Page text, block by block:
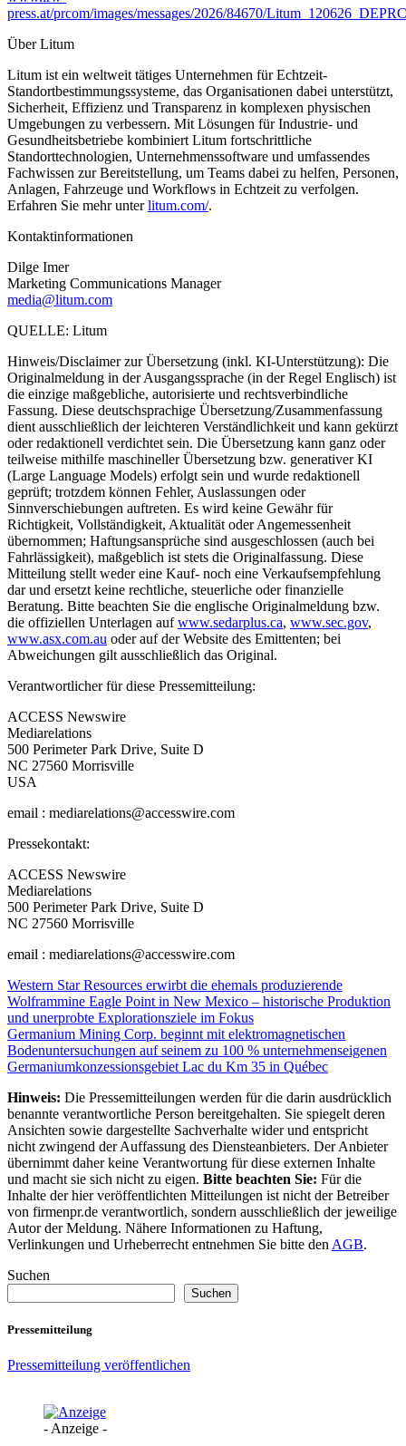
press.at/prcom/images/messages/2026/84670/
Über Litum
Litum ist ein weltweit tätiges Unternehmen für Echtzeit-
Standortbestimmungssysteme, das Organisationen dabei unterstützt,
Sicherheit, Effizienz und Transparenz in komplexen physischen
Umgebungen zu verbessern. Mit Lösungen für Industrie- und
Gesundheitsbetriebe kombiniert Litum fortschrittliche
Standorttechnologien, Unternehmenssoftware und umfassendes
Fachwissen zur Bereitstellung, um Teams dabei zu helfen, Personen,
Anlagen, Fahrzeuge und Workflows in Echtzeit zu verfolgen.
Erfahren Sie mehr unterlitum.com/.
Kontaktinformationen
Dilge Imer
Marketing Communications Manager
media@litum.com
QUELLE: Litum
Hinweis/Disclaimer zur Übersetzung (inkl. KI-Unterstützung): Die
Originalmeldung in der Ausgangssprache (in der Regel Englisch) ist
die einzige maßgebliche, autorisierte und rechtsverbindliche
Fassung. Diese deutschsprachige Übersetzung/Zusammenfassung
dient ausschließlich der leichteren Verständlichkeit und kann gekürzt
oder redaktionell verdichtet sein. Die Übersetzung kann ganz oder
teilweise mithilfe maschineller Übersetzung bzw. generativer KI
(Large Language Models) erfolgt sein und wurde redaktionell
geprüft; trotzdem können Fehler, Auslassungen oder
Sinnverschiebungen auftreten. Es wird keine Gewähr für
Richtigkeit, Vollständigkeit, Aktualität oder Angemessenheit
übernommen; Haftungsansprüche sind ausgeschlossen (auch bei
Fahrlässigkeit), maßgeblich ist stets die Originalfassung. Diese
Mitteilung stellt weder eine Kauf- noch eine Verkaufsempfehlung
dar und ersetzt keine rechtliche, steuerliche oder finanzielle
Beratung. Bitte beachten Sie die englische Originalmeldung bzw.
die offiziellen Unterlagen aufwww.sedarplus.ca, www.sec.gov,
www.asx.com.au oder auf der Website des Emittenten; bei
Abweichungen gilt ausschließlich das Original.
Verantwortlicher für diese Pressemitteilung:
ACCESS Newswire
Mediarelations
500 Perimeter Park Drive, Suite D
NC 27560 Morrisville
USA
email : mediarelations@accesswire.com
Pressekontakt:
ACCESS Newswire
Mediarelations
500 Perimeter Park Drive, Suite D
NC 27560 Morrisville
email : mediarelations@accesswire.com
Beitragsnavigation
Western Star Resources erwirbt die ehemals produzierende
Wolframmine Eagle Point in New Mexico – historische Produktion
und unerprobte Explorationsziele im Fokus
Germanium Mining Corp. beginnt mit elektromagnetischen
Bodenuntersuchungen auf seinem zu 100 % unternehmenseigenen
Germaniumkonzessionsgebiet Lac du Km 35 in Québec
Hinweis: Die Pressemitteilungen werden für die darin ausdrücklich
benannte verantwortliche Person bereitgehalten. Sie spiegelt deren
Ansichten sowie dargestellte Sachverhalte wider und entspricht
nicht zwingend der Auffassung des Diensteanbieters. Der Anbieter
übernimmt daher keine Verantwortung für diese externen Inhalte
und macht sie sich nicht zu eigen. Bitte beachten Sie: Für die
Inhalte der hier veröffentlichten Mitteilungen ist nicht der Betreiber
von firmenpr.de verantwortlich, sondern ausschließlich der jeweilige
Autor der Meldung. Nähere Informationen zu Haftung,
Verlinkungen und Urheberrecht entnehmen Sie bitte den AGB.
Suchen
Suchen
Pressemitteilung
Pressemitteilung veröffentlichen
- Anzeige -